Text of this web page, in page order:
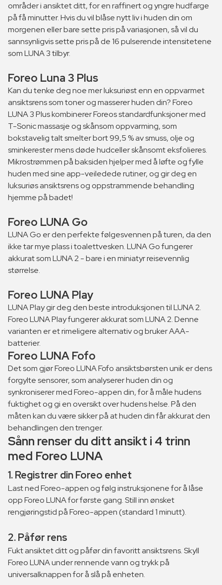
områder i ansiktet ditt, for en raffinert og yngre hudfarge
på få minutter. Hvis du vil blåse nytt liv i huden din om
morgenen eller bare sette pris på variasjonen, så vil du
sannsynligvis sette pris på de 16 pulserende intensitetene
som LUNA 3 tilbyr.
Foreo Luna 3 Plus
Kan du tenke deg noe mer luksuriøst enn en oppvarmet
ansiktsrens som toner og masserer huden din? Foreo
LUNA 3 Plus kombinerer Foreos standardfunksjoner med
T-Sonic massasje og skånsom oppvarming, som
bokstavelig talt smelter bort 99,5 % av smuss, olje og
sminkerester mens døde hudceller skånsomt eksfolieres.
Mikrostrømmen på baksiden hjelper med å løfte og fylle
huden med sine app-veiledede rutiner, og gir deg en
luksuriøs ansiktsrens og oppstrammende behandling
hjemme på badet!
Foreo LUNA Go
LUNA Go er den perfekte følgesvennen på turen, da den
ikke tar mye plass i toalettvesken. LUNA Go fungerer
akkurat som LUNA 2 - bare i en miniatyr reisevennlig
størrelse.
Foreo LUNA Play
LUNA Play gir deg den beste introduksjonen til LUNA 2.
Foreo LUNA Play fungerer akkurat som LUNA 2. Denne
varianten er et rimeligere alternativ og bruker AAA-
batterier.
Foreo LUNA Fofo
Det som gjør Foreo LUNA Fofo ansiktsbørsten unik er dens
forgylte sensorer, som analyserer huden din og
synkroniserer med Foreo-appen din, for å måle hudens
fuktighet og gi en oversikt over hudens helse. På den
måten kan du være sikker på at huden din får akkurat den
behandlingen den trenger.
Sånn renser du ditt ansikt i 4 trinn
med Foreo LUNA
1. Registrer din Foreo enhet
Last ned Foreo-appen og følg instruksjonene for å låse
opp Foreo LUNA for første gang. Still inn ønsket
rengjøringstid på Foreo-appen (standard 1 minutt).
2. Påfør rens
Fukt ansiktet ditt og påfør din favoritt ansiktsrens. Skyll
Foreo LUNA under rennende vann og trykk på
universalknappen for å slå på enheten.